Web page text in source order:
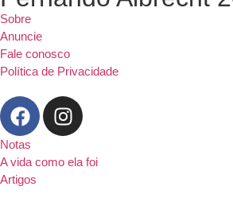
Sobre
Anuncie
Fale conosco
Política de Privacidade
Notas
A vida como ela foi
Artigos